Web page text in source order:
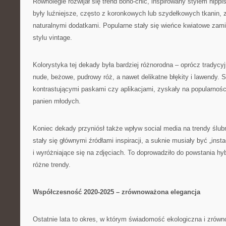
były luźniejsze, często z koronkowych lub szydełkowych tkanin,
naturalnymi dodatkami. Popularne stały się wieńce kwiatowe
stylu vintage.
Kolorystyka tej dekady była bardziej różnorodna – oprócz
nude, beżowe, pudrowy róż, a nawet delikatne błękity i lawendy.
kontrastującymi paskami czy aplikacjami, zyskały na
panien młodych.
Koniec dekady przyniósł także wpływ social media na trendy
stały się głównymi źródłami inspiracji, a suknie musiały być
i wyróżniające się na zdjęciach. To doprowadziło do powstania
różne trendy.
Współczesność 2020-2025 – zrównoważona elegancja
Ostatnie lata to okres, w którym świadomość ekologiczna i